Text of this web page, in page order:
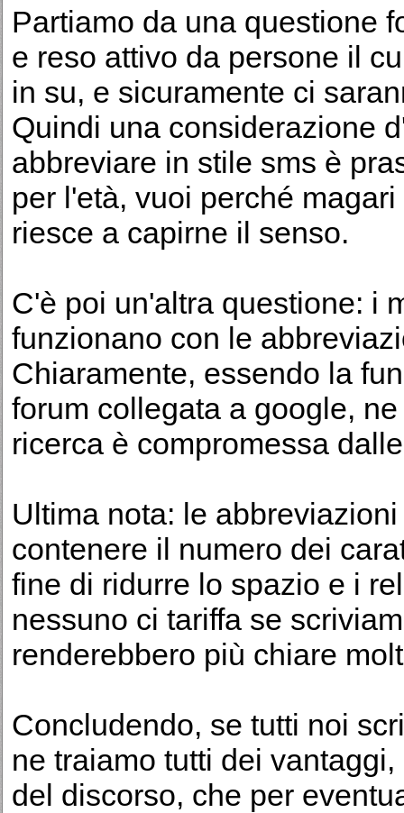
Partiamo da una questione
e reso attivo da persone il
in su, e sicuramente ci
Quindi una considerazione
abbreviare in stile sms è
per l'età, vuoi perché
riesce a capirne il senso.
C'è poi un'altra questione: i
funzionano con le
Chiaramente, essendo la
forum collegata a google,
ricerca è compromessa
Ultima nota: le
contenere il numero dei
fine di ridurre lo spazio e i
nessuno ci tariffa se
renderebbero più chiare
Concludendo, se tutti noi
ne traiamo tutti dei
del discorso, che per